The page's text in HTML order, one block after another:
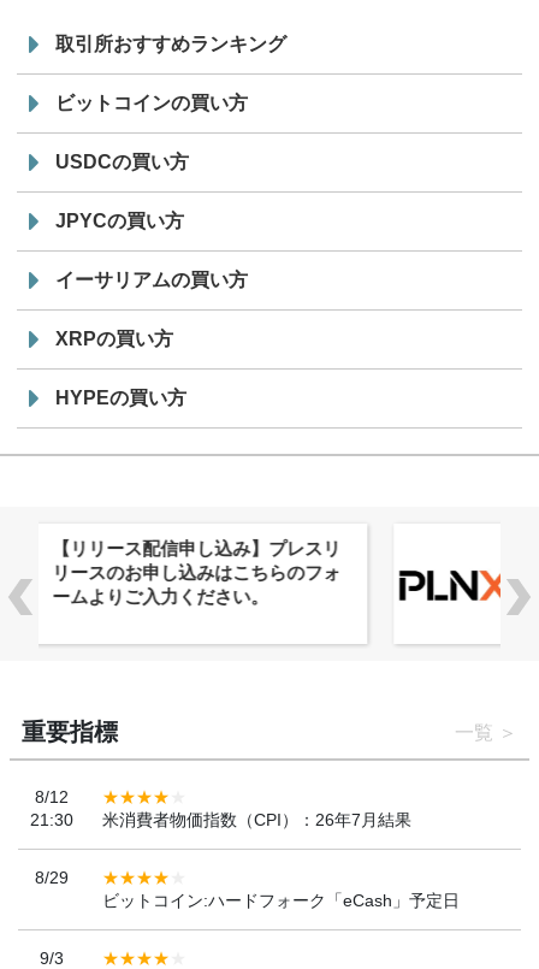
取引所おすすめランキング
ビットコインの買い方
USDCの買い方
JPYCの買い方
イーサリアムの買い方
XRPの買い方
HYPEの買い方
株式会社PlnX、アジア最大級のグロ
ーバルWeb3カンファレンス
「WebX2026」とのコラボレーショ
重要指標 一覧
8/12
21:30
米消費者物価指数（CPI）：26年7月結果
8/29
ビットコイン:ハードフォーク「eCash」予定日
9/3